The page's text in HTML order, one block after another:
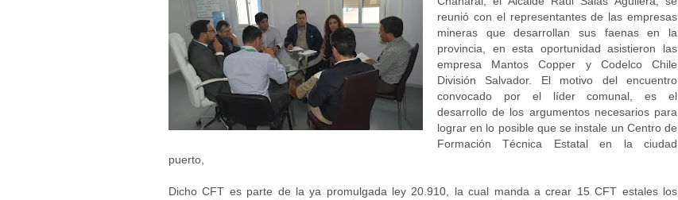
reunió con el representantes de las empresas
mineras que desarrollan sus faenas en la
provincia, en esta oportunidad asistieron las
empresa Mantos Copper y Codelco Chile
División Salvador. El motivo del encuentro
convocado por el líder comunal, es el
desarrollo de los argumentos necesarios para
lograr en lo posible que se instale un Centro de
Formación Técnica Estatal en la ciudad
puerto,
Dicho CFT es parte de la ya promulgada ley 20.910, la cual manda a crear 15 CFT estales los